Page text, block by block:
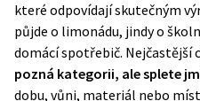
které odpovídají skutečným
půjde o limonádu, jindy o
domácí spotřebič. Nejčastější
pozná kategorii, ale splete
dobu, vůni, materiál nebo